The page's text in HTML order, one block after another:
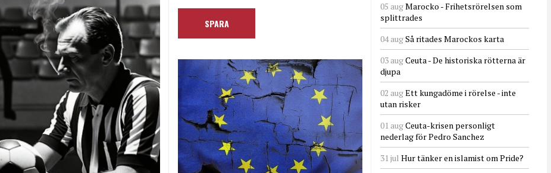
05 augMarocko - Frihetsrörelsen som
splittrades
04 augSå ritades Marockos karta
03 augCeuta - De historiska rötterna är
djupa
02 augEtt kungadöme i rörelse - inte
utan risker
01 augCeuta-krisen personligt
nederlag för Pedro Sanchez
31 jul Hur tänker en islamist om Pride?